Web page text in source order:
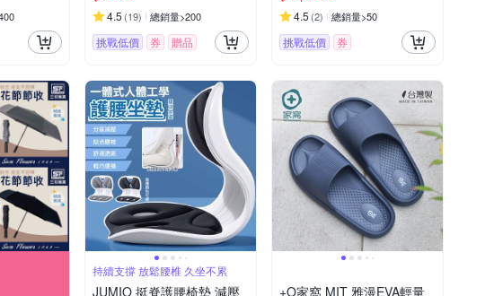
4.5 (19) 總銷量>200
挑戰低價 券 贈品
4.5 (2) 總銷量>50
挑戰低價 券
持續支撐 放鬆腰椎 久坐不累
JUMIO 挺脊護腰椅墊 減壓 +O家窩 MIT 雅漫EVA輕量